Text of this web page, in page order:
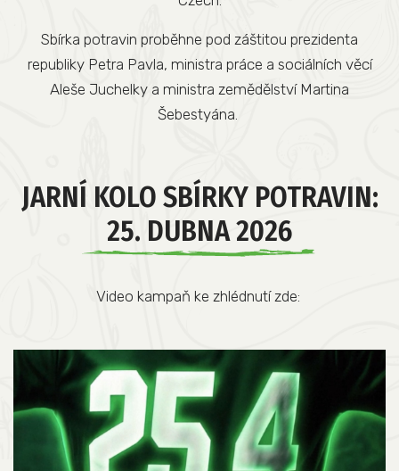
Sbírka potravin proběhne pod záštitou prezidenta
republiky Petra Pavla, ministra práce a sociálních věcí
Aleše Juchelky a ministra zemědělství Martina
Šebestyána.
JARNÍ KOLO SBÍRKY POTRAVIN:
25. DUBNA 2026
Video kampaň ke zhlédnutí zde: